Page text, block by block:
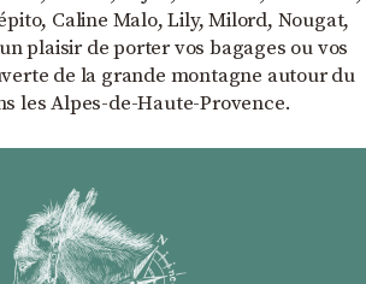
Caline Malo, Lily, Milord, Nougat,
plaisir de porter vos bagages ou vos
de la grande montagne autour du
les Alpes-de-Haute-Provence.